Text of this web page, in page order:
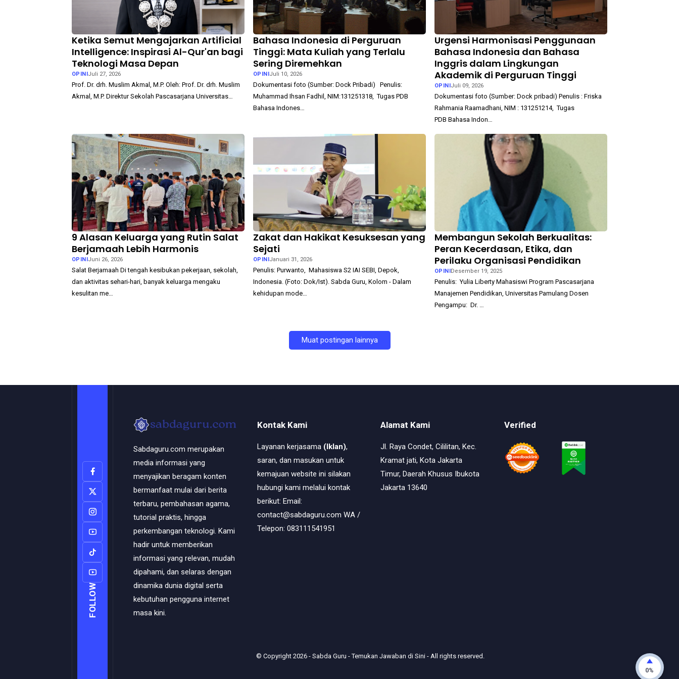
Ketika Semut Mengajarkan Artificial
Intelligence: Inspirasi Al-Qur'an bagi
Teknologi Masa Depan
OPINI Juli 27, 2026
Prof. Dr. drh. Muslim Akmal, M.P. Oleh: Prof. Dr. drh. Muslim
Akmal, M.P. Direktur Sekolah Pascasarjana Universitas…
Bahasa Indonesia di Perguruan
Tinggi: Mata Kuliah yang Terlalu
Sering Diremehkan
OPINI Juli 10, 2026
Dokumentasi foto (Sumber: Dock Pribadi) Penulis:
Muhammad Ihsan Fadhil, NIM:131251318, Tugas PDB
Bahasa Indones…
Urgensi Harmonisasi Penggunaan
Bahasa Indonesia dan Bahasa
Inggris dalam Lingkungan
Akademik di Perguruan Tinggi
OPINI Juli 09, 2026
Dokumentasi foto (Sumber: Dock pribadi) Penulis : Friska
Rahmania Raamadhani, NIM : 131251214, Tugas
PDB Bahasa Indon…
9 Alasan Keluarga yang Rutin Salat
Berjamaah Lebih Harmonis
OPINIJuni 26, 2026
Salat Berjamaah Di tengah kesibukan pekerjaan, sekolah,
dan aktivitas sehari-hari, banyak keluarga mengaku
kesulitan me…
Zakat dan Hakikat Kesuksesan yang
Sejati
OPINIJanuari 31, 2026
Penulis: Purwanto, Mahasiswa S2 IAI SEBI, Depok,
Indonesia. (Foto: Dok/Ist). Sabda Guru, Kolom - Dalam
kehidupan mode…
Membangun Sekolah Berkualitas:
Peran Kecerdasan, Etika, dan
Perilaku Organisasi Pendidikan
OPINIDesember 19, 2025
Penulis: Yulia Liberty Mahasiswi Program Pascasarjana
Manajemen Pendidikan, Universitas Pamulang Dosen
Pengampu: Dr. …
Muat postingan lainnya
FOLLOW
Sabdaguru.com merupakan
media informasi yang
menyajikan beragam konten
bermanfaat mulai dari berita
terbaru, pembahasan agama,
tutorial praktis, hingga
perkembangan teknologi. Kami
hadir untuk memberikan
informasi yang relevan, mudah
dipahami, dan selaras dengan
dinamika dunia digital serta
kebutuhan pengguna internet
masa kini.
Kontak Kami
Layanan kerjasama (Iklan),
saran, dan masukan untuk
kemajuan website ini silakan
hubungi kami melalui kontak
berikut: Email:
contact@sabdaguru.com WA /
Telepon: 083111541951
Alamat Kami
Jl. Raya Condet, Cililitan, Kec.
Kramat jati, Kota Jakarta
Timur, Daerah Khusus Ibukota
Jakarta 13640
Verified
© Copyright 2026 - Sabda Guru - Temukan Jawaban di Sini - All rights reserved.
0%